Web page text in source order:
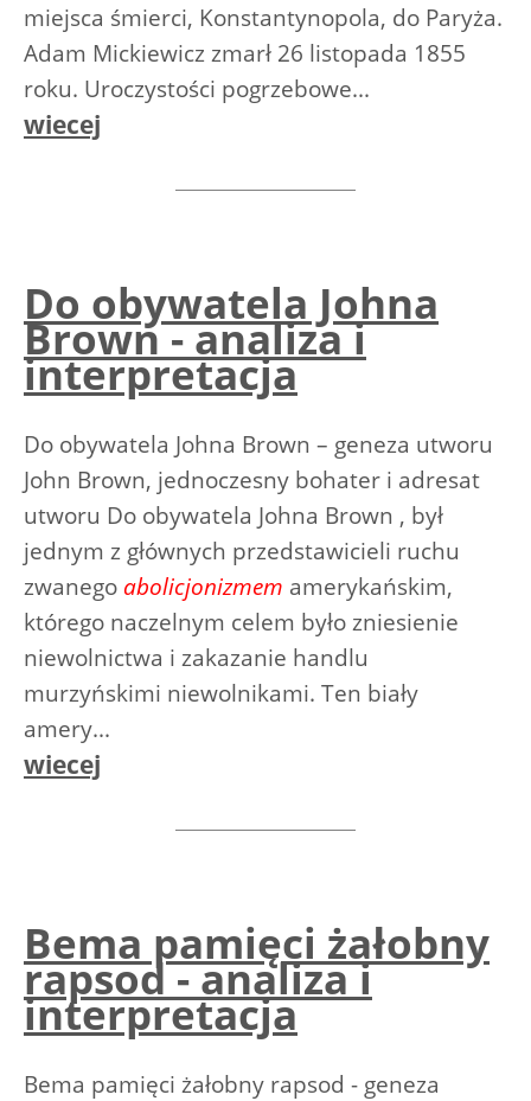
miejsca śmierci, Konstantynopola, do Paryża.
Adam Mickiewicz zmarł 26 listopada 1855
roku. Uroczystości pogrzebowe...
wiecej
Do obywatela Johna
Brown - analiza i
interpretacja
Do obywatela Johna Brown – geneza utworu
John Brown, jednoczesny bohater i adresat
utworu Do obywatela Johna Brown , był
jednym z głównych przedstawicieli ruchu
zwanego abolicjonizmem amerykańskim,
którego naczelnym celem było zniesienie
niewolnictwa i zakazanie handlu
murzyńskimi niewolnikami. Ten biały
amery...
wiecej
Bema pamięci żałobny
rapsod - analiza i
interpretacja
Bema pamięci żałobny rapsod - geneza